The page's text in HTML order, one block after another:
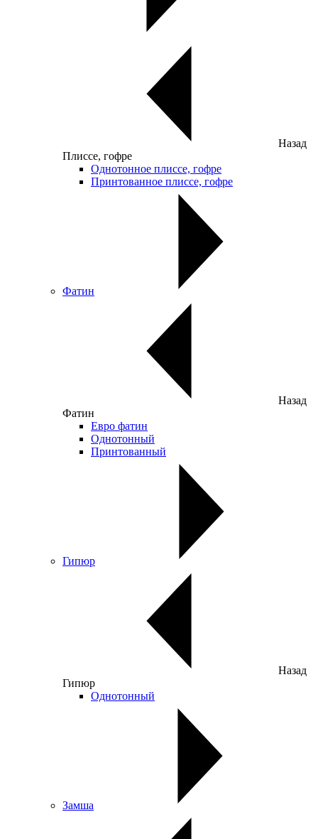
Назад
Плиссе, гофре
Однотонное плиссе, гофре
Принтованное плиссе, гофре
Фатин
Назад
Фатин
Евро фатин
Однотонный
Принтованный
Гипюр
Назад
Гипюр
Однотонный
Замша